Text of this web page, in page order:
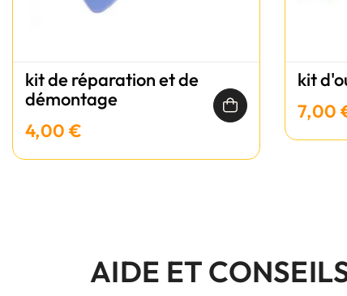
kit de réparation et de
démontage
4,00 €
kit
7,00
AIDE ET